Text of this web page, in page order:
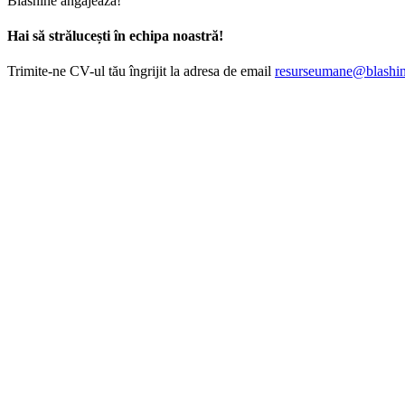
Hai să strălucești în echipa noastră!
Trimite-ne CV-ul tău îngrijit la adresa de email